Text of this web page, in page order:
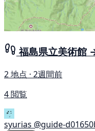
福島県立美術館
2 地点 · 2週間前
4 閲覧
syurias @guide-